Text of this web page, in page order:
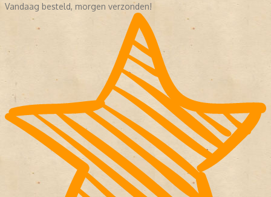
Vandaag besteld, morgen verzonden!